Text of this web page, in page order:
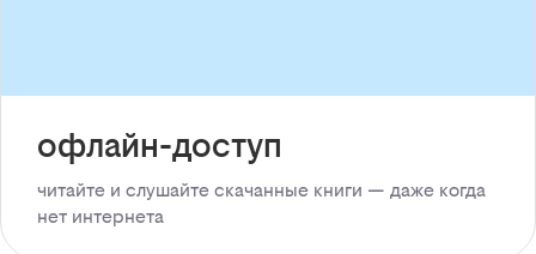
офлайн-доступ
читайте и слушайте скачанные книги — даже когда
нет интернета